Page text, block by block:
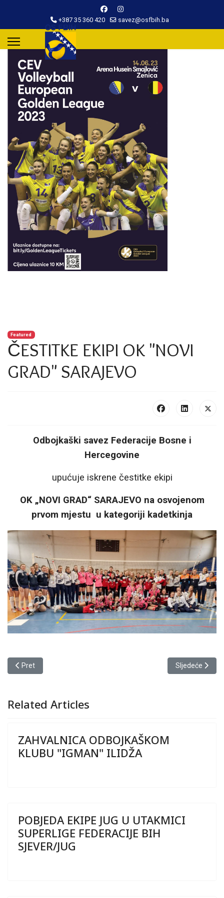
+387 35 360 420 savez@osfbih.ba
Featured
ČESTITKE EKIPI OK "NOVI
GRAD" SARAJEVO
Odbojkaški savez Federacije Bosne i
Hercegovine
upućuje iskrene čestitke ekipi
OK „NOVI GRAD“ SARAJEVO na osvojenom
prvom mjestu u kategoriji kadetkinja
Prethodni članak: ČESTITKE EKIPAMA
Pret Sljedeći članak:
Sljedeće
Related Articles
ZAHVALNICA ODBOJKAŠKOM
KLUBU "IGMAN" ILIDŽA
POBJEDA EKIPE JUG U UTAKMICI
SUPERLIGE FEDERACIJE BIH
SJEVER/JUG